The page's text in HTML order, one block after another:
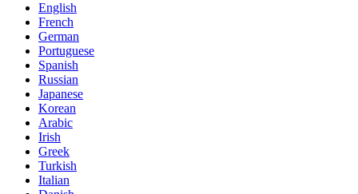
English
French
German
Portuguese
Spanish
Russian
Japanese
Korean
Arabic
Irish
Greek
Turkish
Italian